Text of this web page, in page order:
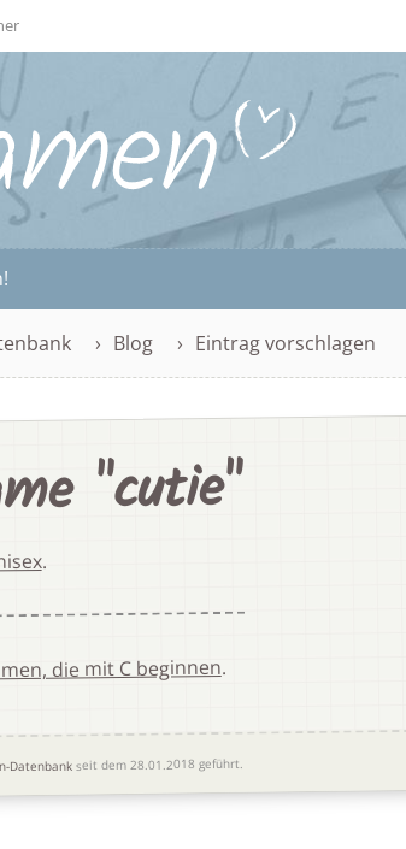
Blog Eintrag vorschlagen
"cutie"
.
die mit C beginnen.
Datenbankseit dem 28.01.2018 geführt.